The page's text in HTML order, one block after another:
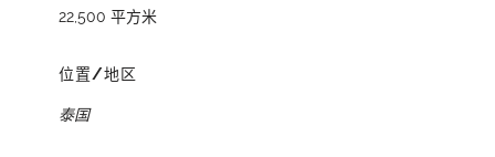
22,500 平方米
位置/地区
泰国